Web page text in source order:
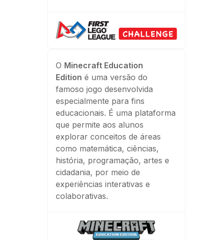
O Minecraft Education
Edition é uma versão do
famoso jogo desenvolvida
especialmente para fins
educacionais. É uma plataforma
que permite aos alunos
explorar conceitos de áreas
como matemática, ciências,
história, programação, artes e
cidadania, por meio de
experiências interativas e
colaborativas.